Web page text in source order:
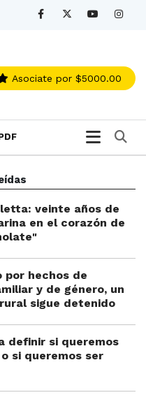
Asociate por $5000.00
veinte años de
en el corazón de
por hechos de
y de género, un
sigue detenido
definir si queremos
si queremos ser